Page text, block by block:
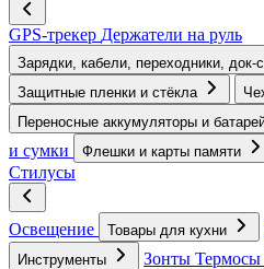
GPS-трекер Держатели на руль
Зарядки, кабели, переходники, док-
Защитные пленки и стёкла
Переносные аккумуляторы и
и сумки
Флешки и карты памяти
Стилусы
Освещение Товары для кухни
Инструменты Зонты Термосы